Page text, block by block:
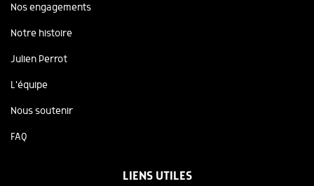
Nos engagements
Notre histoire
Julien Perrot
L'équipe
Nous soutenir
FAQ
LIENS UTILES